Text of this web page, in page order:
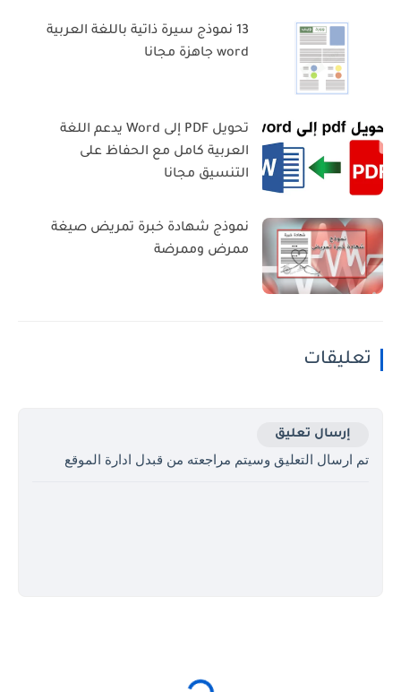
13 نموذج سيرة ذاتية باللغة العربية
word جاهزة مجانا
تحويل PDF إلى Word يدعم اللغة
العربية كامل مع الحفاظ على
التنسيق مجانا
نموذج شهادة خبرة تمريض صيغة
ممرض وممرضة
تعليقات
إرسال تعليق
تم ارسال التعليق وسيتم مراجعته من قبدل ادارة الموقع